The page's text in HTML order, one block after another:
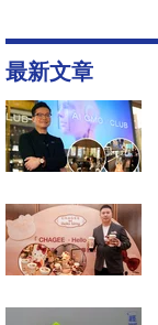
最新文章